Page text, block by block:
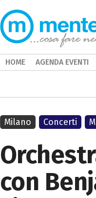
con
Milano Concerti
HOME AGENDA EVENTI